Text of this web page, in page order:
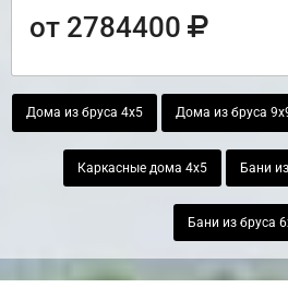
от 2784400
Дома из бруса 4х5 Дома из бруса
Каркасные дома 4х5 Бани
Бани из бруса